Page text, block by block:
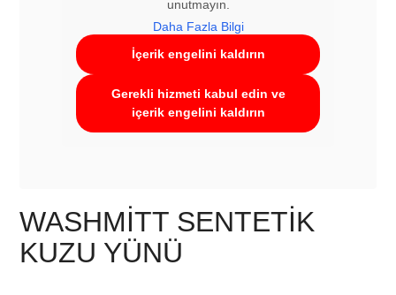
unutmayın.
Daha Fazla Bilgi
İçerik engelini kaldırın
Gerekli hizmeti kabul edin ve
içerik engelini kaldırın
WASHMITT SENTETIK
KUZU YÜNÜ